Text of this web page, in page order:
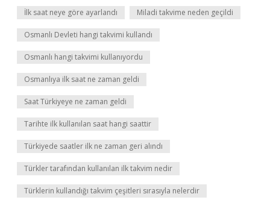
İlk saat neye göre ayarlandı Miladi takvime neden geçildi
Osmanlı Devleti hangi takvimi kullandı
Osmanlı hangi takvimi kullanıyordu
Osmanlıya ilk saat ne zaman geldi
Saat Türkiyeye ne zaman geldi
Tarihte ilk kullanılan saat hangi saattir
Türkiyede saatler ilk ne zaman geri alındı
Türkler tarafından kullanılan ilk takvim nedir
Türklerin kullandığı takvim çeşitleri sırasıyla nelerdir